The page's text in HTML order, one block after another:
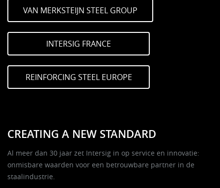
VAN MERKSTEIJN STEEL GROUP
INTERSIG FRANCE
REINFORCING STEEL EUROPE
CREATING A NEW STANDARD
Al meer dan 30 jaar zet Intersig in op service en innovatie:
onmisbare waarden voor een betrouwbare partner in de
staalindustrie.